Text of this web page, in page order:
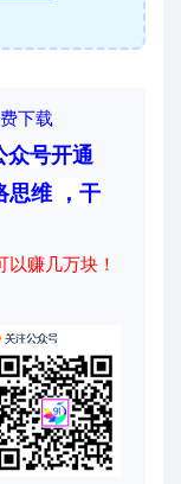
下载
众号开通
思维 ，干
赚几万块！